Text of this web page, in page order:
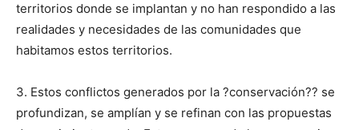
territorios donde se implantan y no han respondido a las
realidades y necesidades de las comunidades que
habitamos estos territorios.
3. Estos conflictos generados por la ?conservación?? se
profundizan, se amplían y se refinan con las propuestas